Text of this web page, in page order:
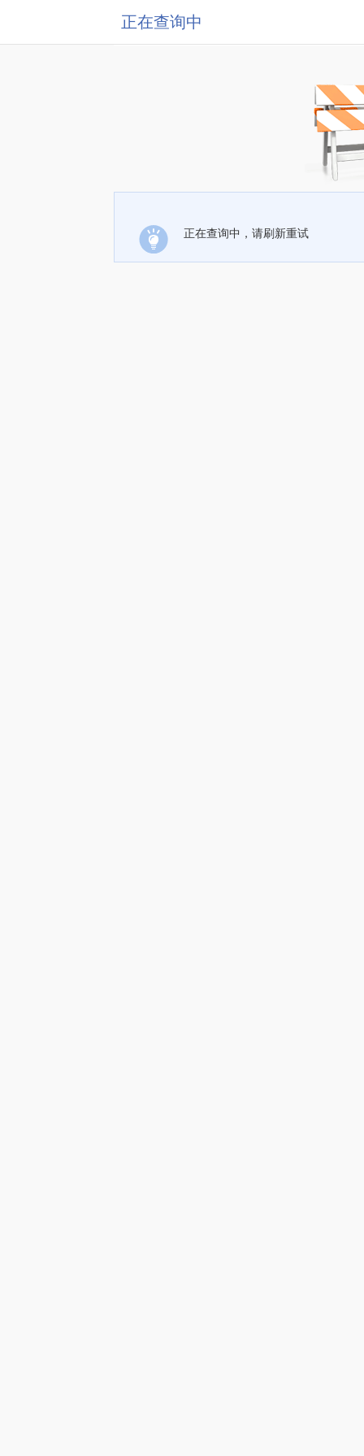
正在查询中
正在查询中，请刷新重试